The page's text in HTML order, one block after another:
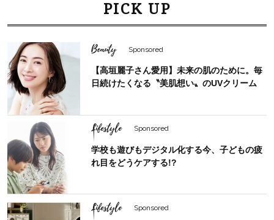
PICK UP
Beauty Sponsored
【高垣麗子さん愛用】未来の肌のために。毎
日続けたくなる〝美肌想い〟のUVクリーム
Lifestyle Sponsored
学校も遊びもデジタル化する今、子どもの疲
れ目をどうケアする!?
Lifestyle Sponsored